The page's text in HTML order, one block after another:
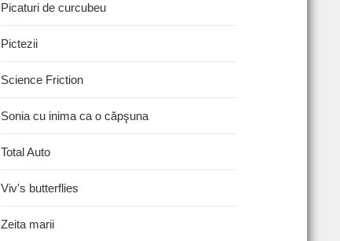
Picaturi de curcubeu
Pictezii
Science Friction
Sonia cu inima ca o căpşuna
Total Auto
Viv's butterflies
Zeita marii